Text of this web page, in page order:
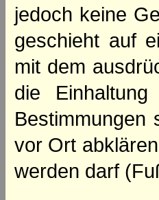
jedoch keine
geschieht auf
mit dem
die
Bestimmungen
vor Ort
werden darf